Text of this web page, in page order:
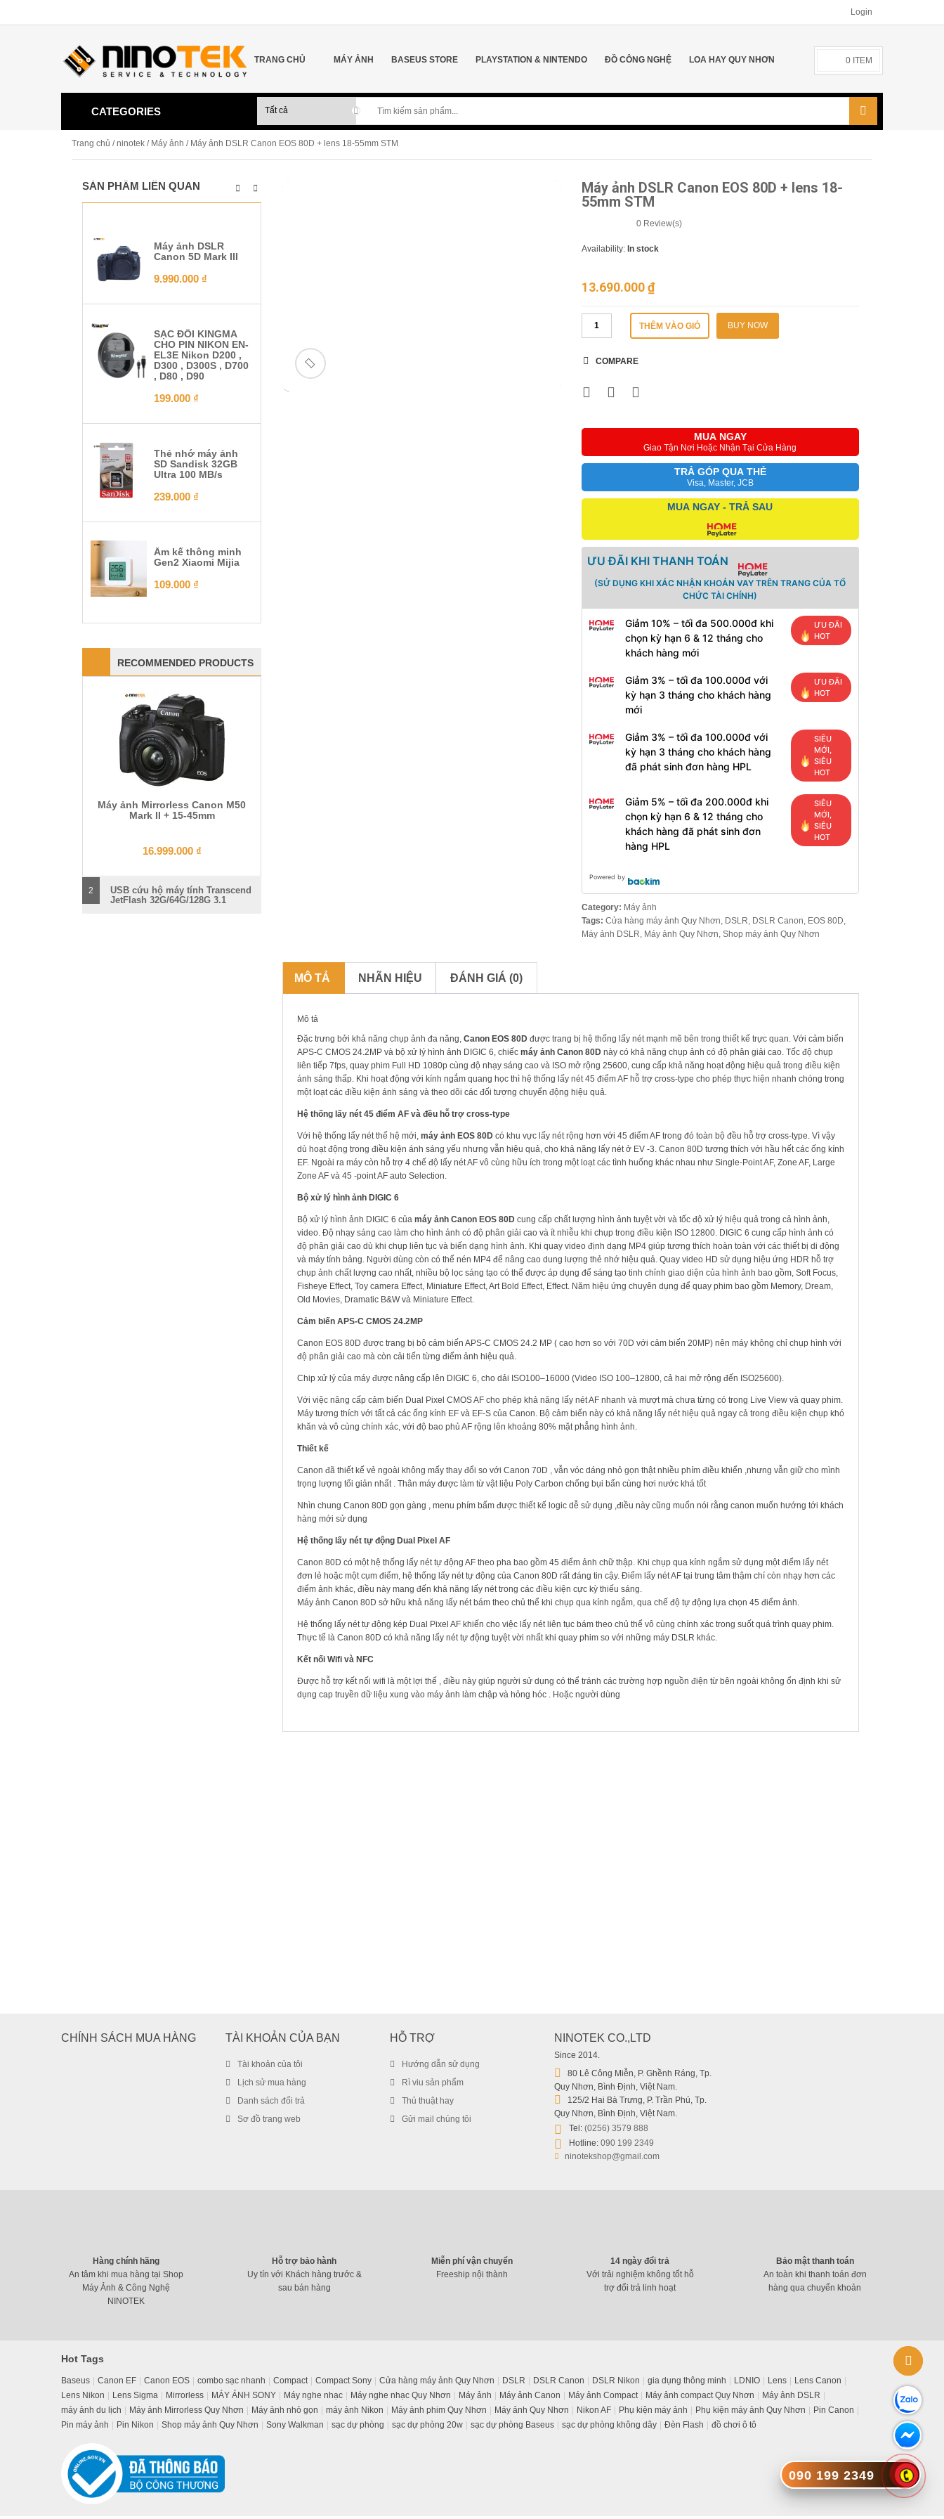
Login
TRANG CHỦ MÁY ẢNH BASEUS STORE PLAYSTATION & NINTENDO ĐỒ CÔNG NGHỆ LOA HAY QUY NHƠN 0 ITEM
CATEGORIES
090 199 2349
Trang chủ /ninotek / Máy ảnh / Máy ảnh DSLR Canon EOS 80D + lens 18-55mm STM
SẢN PHẨM LIÊN QUAN
Máy ảnh DSLR
Canon 5D Mark III
9.990.000 ₫
SẠC ĐÔI KINGMA
CHO PIN NIKON EN-
EL3E Nikon D200 ,
D300 , D300S , D700
, D80 , D90
199.000 ₫
Thẻ nhớ máy ảnh
SD Sandisk 32GB
Ultra 100 MB/s
239.000 ₫
Ẩm kế thông minh
Gen2 Xiaomi Mijia
109.000 ₫
RECOMMENDED PRODUCTS
Máy ảnh Mirrorless Canon M50
Mark II + 15-45mm
16.999.000 ₫
2
USB cứu hộ máy tính Transcend
JetFlash 32G/64G/128G 3.1
🔍
Máy ảnh DSLR Canon EOS 80D + lens 18-
55mm STM
0Review(s)
Availability: In stock
13.690.000₫
THÊM VÀO GIỎ BUY NOW
COMPARE
MUA NGAY
Giao Tận Nơi Hoặc Nhận Tại Cửa Hàng
TRẢ GÓP QUA THẺ
Visa, Master, JCB
MUA NGAY - TRẢ SAU
ƯU ĐÃI KHI THANH TOÁN
(SỬ DỤNG KHI XÁC NHẬN KHOẢN VAY TRÊN TRANG CỦA TỔ
CHỨC TÀI CHÍNH)
Giảm 10% – tối đa 500.000đ khi
chọn kỳ hạn 6 & 12 tháng cho
khách hàng mới
ƯU ĐÃI
HOT
Giảm 3% – tối đa 100.000đ với
kỳ hạn 3 tháng cho khách hàng
mới
ƯU ĐÃI
HOT
Giảm 3% – tối đa 100.000đ với
kỳ hạn 3 tháng cho khách hàng
đã phát sinh đơn hàng HPL
SIÊU
MỚI,
SIÊU
HOT
Giảm 5% – tối đa 200.000đ khi
chọn kỳ hạn 6 & 12 tháng cho
khách hàng đã phát sinh đơn
hàng HPL
SIÊU
MỚI,
SIÊU
HOT
Powered by
Category: Máy ảnh
Tags: Cửa hàng máy ảnh Quy Nhơn DSLR DSLR Canon EOS 80D
Máy ảnh DSLR Máy ảnh Quy Nhơn Shop máy ảnh Quy Nhơn
MÔ TẢ NHÃN HIỆU ĐÁNH GIÁ (0)
Mô tả
Đặc trưng bởi khả năng chụp ảnh đa năng, Canon EOS 80D được trang bị hệ thống lấy nét mạnh mẽ bên trong thiết kế trực quan. Với cảm biến
APS-C CMOS 24.2MP và bộ xử lý hình ảnh DIGIC 6, chiếc máy ảnh Canon 80D này có khả năng chụp ảnh có độ phân giải cao. Tốc độ chụp
liên tiếp 7fps, quay phim Full HD 1080p cùng độ nhạy sáng cao và ISO mở rộng 25600, cung cấp khả năng hoạt động hiệu quả trong điều kiện
ánh sáng thấp. Khi hoạt động với kính ngắm quang học thì hệ thống lấy nét 45 điểm AF hỗ trợ cross-type cho phép thực hiện nhanh chóng trong
một loạt các điều kiện ánh sáng và theo dõi các đối tượng chuyển động hiệu quả.
Hệ thống lấy nét 45 điểm AF và đều hỗ trợ cross-type
Với hệ thống lấy nét thế hệ mới, máy ảnh EOS 80D có khu vực lấy nét rộng hơn với 45 điểm AF trong đó toàn bộ đều hỗ trợ cross-type. Vì vậy
dù hoạt động trong điều kiện ánh sáng yếu nhưng vẫn hiệu quả, cho khả năng lấy nét ở EV -3. Canon 80D tương thích với hầu hết các ống kính
EF. Ngoài ra máy còn hỗ trợ 4 chế độ lấy nét AF vô cùng hữu ích trong một loạt các tình huống khác nhau như Single-Point AF, Zone AF, Large
Zone AF và 45 -point AF auto Selection.
Bộ xử lý hình ảnh DIGIC 6
Bộ xử lý hình ảnh DIGIC 6 của máy ảnh Canon EOS 80D cung cấp chất lượng hình ảnh tuyệt vời và tốc độ xử lý hiệu quả trong cả hình ảnh,
video. Độ nhạy sáng cao làm cho hình ảnh có độ phân giải cao và ít nhiễu khi chụp trong điều kiện ISO 12800. DIGIC 6 cung cấp hình ảnh có
độ phân giải cao dù khi chụp liên tục và biến dạng hình ảnh. Khi quay video định dạng MP4 giúp tương thích hoàn toàn với các thiết bị di động
và máy tính bảng. Người dùng còn có thể nén MP4 để nâng cao dung lượng thẻ nhớ hiệu quả. Quay video HD sử dụng hiệu ứng HDR hỗ trợ
chụp ảnh chất lượng cao nhất, nhiều bộ lọc sáng tạo có thể được áp dụng để sáng tạo tinh chỉnh giao diện của hình ảnh bao gồm, Soft Focus,
Fisheye Effect, Toy camera Effect, Miniature Effect, Art Bold Effect, Effect. Năm hiệu ứng chuyên dụng để quay phim bao gồm Memory, Dream,
Old Movies, Dramatic B&W và Miniature Effect.
Cảm biến APS-C CMOS 24.2MP
Canon EOS 80D được trang bị bộ cảm biến APS-C CMOS 24.2 MP ( cao hơn so với 70D với cảm biến 20MP) nên máy không chỉ chụp hình với
độ phân giải cao mà còn cải tiến từng điểm ảnh hiệu quả.
Chip xử lý của máy được nâng cấp lên DIGIC 6, cho dải ISO100–16000 (Video ISO 100–12800, cả hai mở rộng đến ISO25600).
Với việc nâng cấp cảm biến Dual Pixel CMOS AF cho phép khả năng lấy nét AF nhanh và mượt mà chưa từng có trong Live View và quay phim.
Máy tương thích với tất cả các ống kính EF và EF-S của Canon. Bộ cảm biến này có khả năng lấy nét hiệu quả ngay cả trong điều kiện chụp khó
khăn và vô cùng chính xác, với độ bao phủ AF rộng lên khoảng 80% mặt phẳng hình ảnh.
Thiết kế
Canon đã thiết kế vẻ ngoài không mấy thay đổi so với Canon 70D , vẫn vóc dáng nhỏ gọn thật nhiều phím điều khiển ,nhưng vẫn giữ cho mình
trọng lượng tối giản nhất . Thân máy được làm từ vật liệu Poly Carbon chống bụi bẩn cùng hơi nước khá tốt
Nhìn chung Canon 80D gọn gàng , menu phím bấm được thiết kế logic dễ sử dụng ,điều này cũng muốn nói rằng canon muốn hướng tới khách
hàng mới sử dụng
Hệ thống lấy nét tự động Dual Pixel AF
Canon 80D có một hệ thống lấy nét tự động AF theo pha bao gồm 45 điểm ảnh chữ thập. Khi chụp qua kính ngắm sử dụng một điểm lấy nét
đơn lẻ hoặc một cụm điểm, hệ thống lấy nét tự động của Canon 80D rất đáng tin cậy. Điểm lấy nét AF tại trung tâm thậm chí còn nhạy hơn các
điểm ảnh khác, điều này mang đến khả năng lấy nét trong các điều kiện cực kỳ thiếu sáng.
Máy ảnh Canon 80D sở hữu khả năng lấy nét bám theo chủ thể khi chụp qua kính ngắm, qua chế độ tự động lựa chọn 45 điểm ảnh.
Hệ thống lấy nét tự động kép Dual Pixel AF khiến cho việc lấy nét liên tục bám theo chủ thể vô cùng chính xác trong suốt quá trình quay phim.
Thực tế là Canon 80D có khả năng lấy nét tự động tuyệt vời nhất khi quay phim so với những máy DSLR khác.
Kết nối Wifi và NFC
Được hỗ trợ kết nối wifi là một lợi thế , điều này giúp người sử dụng có thể tránh các trường hợp nguồn điện từ bên ngoài không ổn định khi sử
dụng cap truyền dữ liệu xung vào máy ảnh làm chập và hỏng hóc . Hoặc người dùng
Combo Pin Sạc Kingma KM-FW50 (For Sony)
CHÍNH SÁCH MUA HÀNG TÀI KHOẢN CỦA BẠN
Tài khoản của tôi
Lịch sử mua hàng
Danh sách đổi trả
Sơ đồ trang web
HỖ TRỢ
Hướng dẫn sử dụng
Rì viu sản phẩm
Thủ thuật hay
Gửi mail chúng tôi
NINOTEK CO.,LTD
Since 2014.
80 Lê Công Miễn, P. Ghềnh Ráng, Tp.
Quy Nhơn, Bình Định, Việt Nam.
125/2 Hai Bà Trưng, P. Trần Phú, Tp.
Quy Nhơn, Bình Định, Việt Nam.
Tel: (0256) 3579 888
Hotline: 090 199 2349
ninotekshop@gmail.com
Hàng chính hãng
An tâm khi mua hàng tại Shop
Máy Ảnh & Công Nghệ
NINOTEK
Hỗ trợ bảo hành
Uy tín với Khách hàng trước &
sau bán hàng
Miễn phí vận chuyển
Freeship nội thành
14 ngày đổi trả
Với trải nghiệm không tốt hỗ
trợ đổi trả linh hoạt
Bảo mật thanh toán
An toàn khi thanh toán đơn
hàng qua chuyển khoản
Hot Tags
Baseus Canon EF Canon EOS combo sạc nhanh Compact Compact Sony Cửa hàng máy ảnh Quy Nhơn DSLR DSLR Canon DSLR Nikon gia dụng thông minh LDNIO Lens
Lens Canon
Lens Nikon
Lens Sigma Mirrorless MÁY ẢNH SONY Máy nghe nhạc Máy nghe nhạc Quy Nhơn Máy ảnh Máy ảnh Canon Máy ảnh Compact Máy ảnh compact Quy Nhơn
Máy ảnh DSLR
máy ảnh du lịch
Máy ảnh Mirrorless Quy Nhơn Máy ảnh nhỏ gọn máy ảnh Nikon Máy ảnh phim Quy Nhơn Máy ảnh Quy Nhơn Nikon AF Phụ kiện máy ảnh Phụ kiện máy ảnh Quy Nhơn
Pin Canon
Pin máy ảnh
Pin Nikon Shop máy ảnh Quy Nhơn Sony Walkman sạc dự phòng sạc dự phòng 20w sạc dự phòng Baseus sạc dự phòng không dây Đèn Flash đồ chơi ô tô